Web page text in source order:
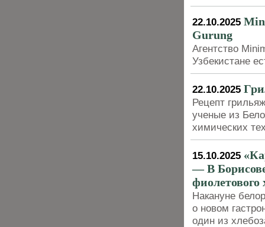
22.10.2025
Gurung
Агентство
Узбекистане
22.10.2025
Рецепт
ученые из
химических
15.10.2025
— В
фиолетового
Накануне
о новом
один из